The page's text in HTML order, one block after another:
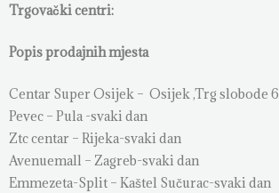
Trgovački centri:
Popis prodajnih mjesta
Centar Super Osijek – Osijek ,Trg slobode 6
Pevec – Pula -svaki dan
Ztc centar – Rijeka-svaki dan
Avenuemall – Zagreb-svaki dan
Emmezeta-Split – Kaštel Sučurac-svaki dan